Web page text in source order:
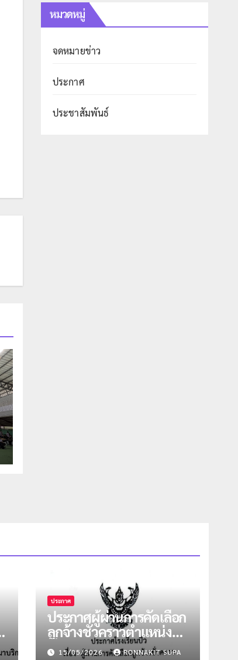
หมวดหมู่
จดหมายข่าว
ประกาศ
ประชาสัมพันธ์
ประกาศ
ประกาศผู้ผ่านการคัดเลือก
ลูกจ้างชั่วคราวตำแหน่งครู
ผู้สอน วิชาคณิตฯ และ
15/05/2026 RONNAKIT SUPA